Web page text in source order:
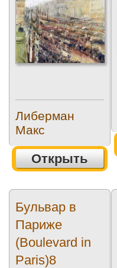
Либерман
Макс
Открыть
Бульвар в
Париже
(Boulevard in
Paris)8